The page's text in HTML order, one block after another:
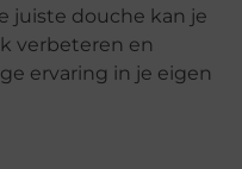
juiste douche kan je
verbeteren en
ervaring in je eigen